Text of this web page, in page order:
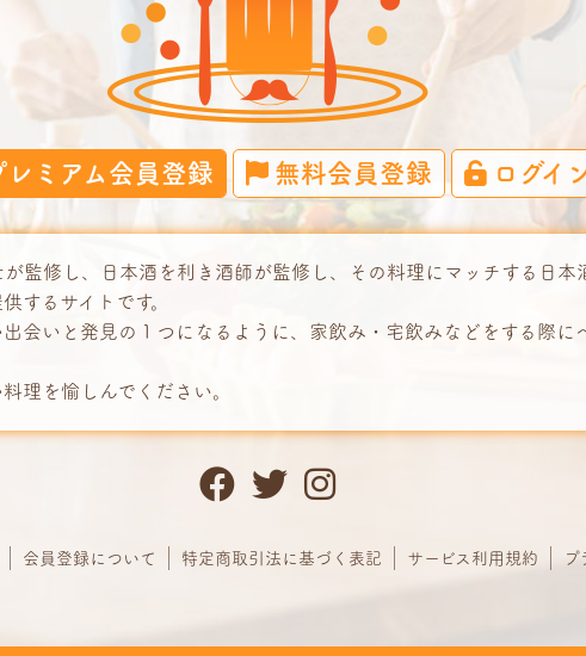
レミアム会員登録 無料会員登録 ログイ
監修し、日本酒を利き酒師が監修し、その料理にマッチする日本
するサイトです。
会いと発見の１つになるように、家飲み・宅飲みなどをする際に
理を愉しんでください。
会員登録について 特定商取引法に基づく表記 サービス利用規約 プ